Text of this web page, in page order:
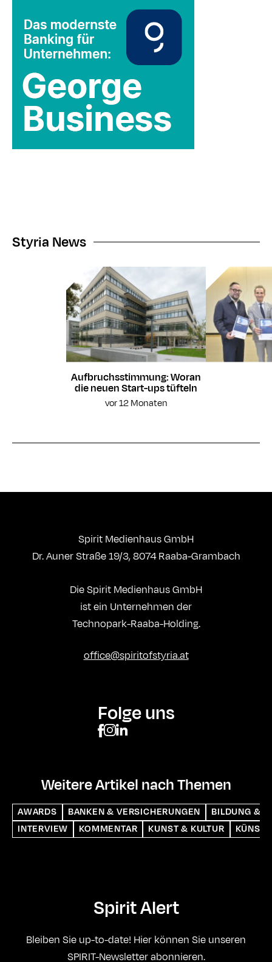
Styria News
Aufbruchsstimmung: Woran
die neuen Start-ups tüfteln
vor 12 Monaten
Spirit Medienhaus GmbH
Dr. Auner Straße 19/3, 8074 Raaba-Grambach
Die Spirit Medienhaus GmbH
ist ein Unternehmen der
Technopark-Raaba-Holding.
office@spiritofstyria.at
Folge uns
Weitere Artikel nach Themen
AWARDS BANKEN & VERSICHERUNGEN
BILDUNG &
INTERVIEW
KOMMENTAR KUNST & KULTUR
Spirit Alert
Bleiben Sie up-to-date! Hier können Sie unseren
SPIRIT-Newsletter abonnieren.